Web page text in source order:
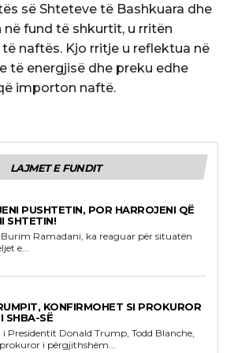
së Shteteve të Bashkuara dhe
në fund të shkurtit, u rritën
naftës. Kjo rritje u reflektua në
të energjisë dhe preku edhe
importon naftë.
LAJMET E FUNDIT
PUSHTETIN, POR HARROJENI QË
SHTETIN!
Burim Ramadani, ka reaguar për situatën
e...
KONFIRMOHET SI PROKUROR
SHBA-SË
Presidentit Donald Trump, Todd Blanche,
i përgjithshëm...